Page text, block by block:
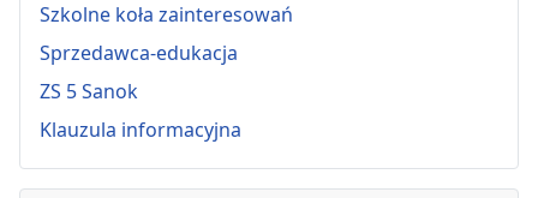
Szkolne koła zainteresowań
Sprzedawca-edukacja
ZS 5 Sanok
Klauzula informacyjna